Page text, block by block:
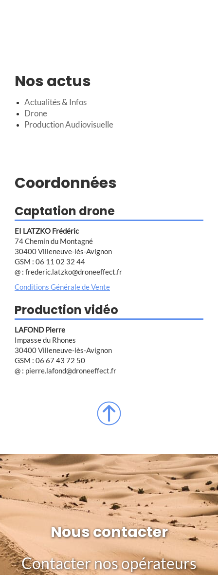
Nos actus
Actualités & Infos
Drone
Production Audiovisuelle
Coordonnées
Captation drone
EI LATZKO Frédéric
74 Chemin du Montagné
30400 Villeneuve-lès-Avignon
GSM : 06 11 02 32 44
@ : frederic.latzko@droneeffect.fr
Conditions Générale de Vente
Production vidéo
LAFOND Pierre
Impasse du Rhones
30400 Villeneuve-lès-Avignon
GSM : 06 67 43 72 50
@ : pierre.lafond@droneeffect.fr
Nous contacter
Contacter nos opérateurs